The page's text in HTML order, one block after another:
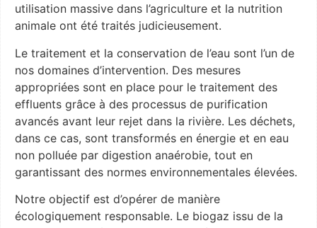
utilisation massive dans l’agriculture et la nutrition
animale ont été traités judicieusement.
Le traitement et la conservation de l’eau sont l’un de
nos domaines d’intervention. Des mesures
appropriées sont en place pour le traitement des
effluents grâce à des processus de purification
avancés avant leur rejet dans la rivière. Les déchets,
dans ce cas, sont transformés en énergie et en eau
non polluée par digestion anaérobie, tout en
garantissant des normes environnementales élevées.
Notre objectif est d’opérer de manière
écologiquement responsable. Le biogaz issu de la